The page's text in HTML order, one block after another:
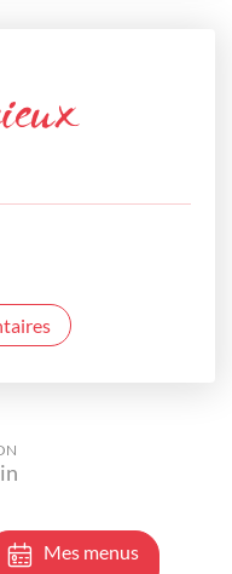
Mes menus